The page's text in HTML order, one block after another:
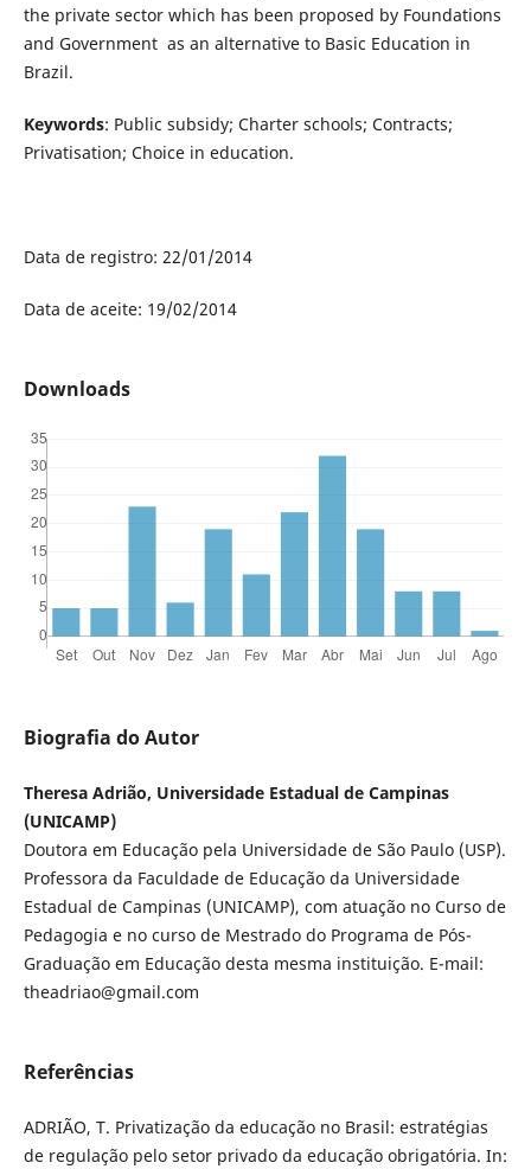
the private sector which has been proposed by Foundations
and Government as an alternative to Basic Education in
Brazil.
Keywords: Public subsidy; Charter schools; Contracts;
Privatisation; Choice in education.
Data de registro: 22/01/2014
Data de aceite: 19/02/2014
Downloads
Biografia do Autor
Theresa Adrião, Universidade Estadual de Campinas
(UNICAMP)
Doutora em Educação pela Universidade de São Paulo (USP).
Professora da Faculdade de Educação da Universidade
Estadual de Campinas (UNICAMP), com atuação no Curso de
Pedagogia e no curso de Mestrado do Programa de Pós-
Graduação em Educação desta mesma instituição. E-mail:
theadriao@gmail.com
Referências
ADRIÃO, T. Privatização da educação no Brasil: estratégias
de regulação pelo setor privado da educação obrigatória. In: